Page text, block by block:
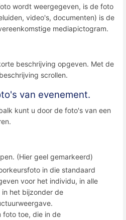
wordt weergegeven, is de foto
video's, documenten) is de
mediapictogram.
beschrijving opgeven. Met de
scrollen.
van evenement.
kunt u door de foto's van een
(Hier geel gemarkeerd)
in die standaard
voor het individu, in alle
het bijzonder de
foto toe, die in de